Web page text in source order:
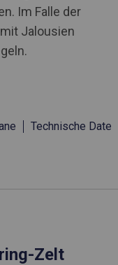
Im Falle der
Jalousien
Technische Daten
Zelt